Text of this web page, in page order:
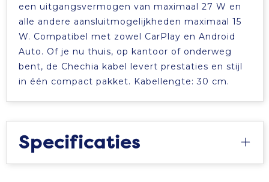
een uitgangsvermogen van maximaal 27 W en
alle andere aansluitmogelijkheden maximaal 15
W. Compatibel met zowel CarPlay en Android
Auto. Of je nu thuis, op kantoor of onderweg
bent, de Chechia kabel levert prestaties en stijl
in één compact pakket. Kabellengte: 30 cm.
Specificaties